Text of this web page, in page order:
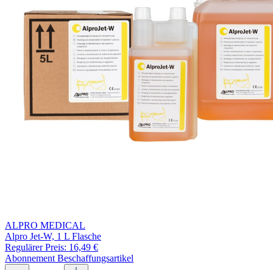
ALPRO MEDICAL
Alpro Jet-W, 1 L Flasche
Regulärer Preis: 16,49 €
Abonnement Beschaffungsartikel